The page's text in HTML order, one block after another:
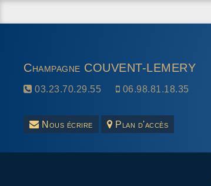
Champagne COUVENT-LEMERY
03.23.70.29.55 06.98.81.18.35
Nous écrire Plan d'accès